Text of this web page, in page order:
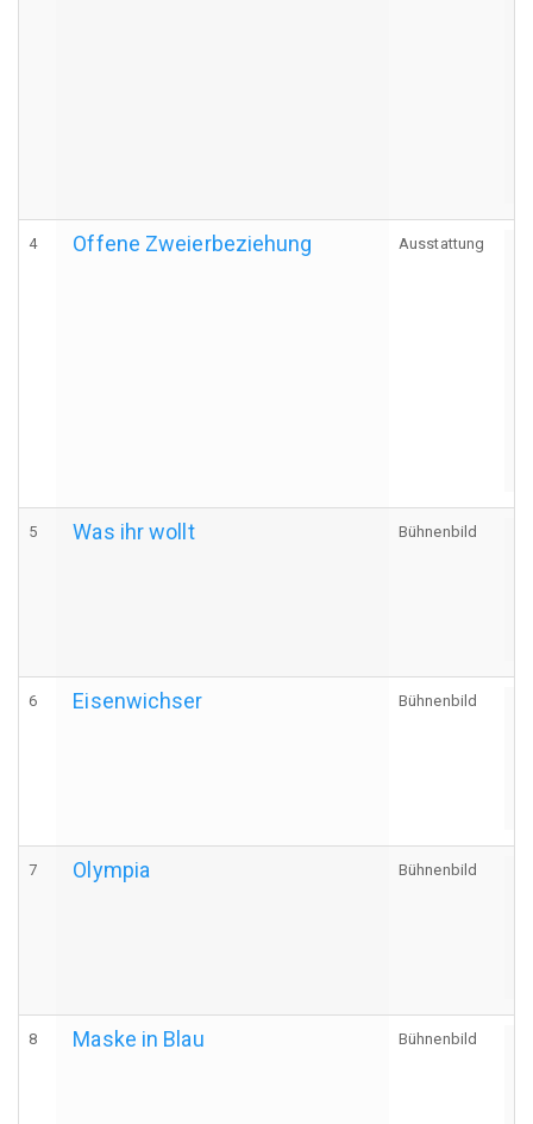
4 Offene Zweierbeziehung Ausstattung
5 Was ihr wollt Bühnenbild
6 Eisenwichser Bühnenbild
7 Olympia Bühnenbild
8 Maske in Blau Bühnenbild